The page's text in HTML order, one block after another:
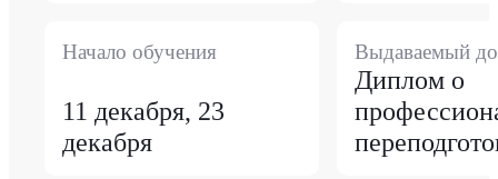
Начало обучения
11 декабря, 23
декабря
Выдаваемый
Диплом о